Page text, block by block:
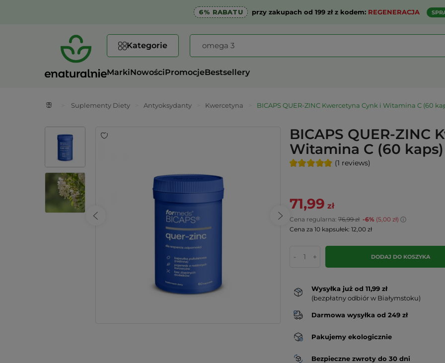
6% RABATU przy zakupach od 199 zł z kodem: REGENERACJA
Kategorie
MarkiNowościPromocjeBestsellery
Suplementy Diety Antyoksydanty Kwercetyna BICAPS QUER-ZINC Kwercetyna Cynk i Witamina C (60
BICAPS QUER-ZINC
Witamina C (60
(1 reviews)
71,99 zł
Cena regularna:76,99 zł-6% (5,00 zł)
Cena za 10 kapsułek: 12,00 zł
- + DODAJ DO KOSZYKA
Wysyłka już od 11,99 zł
(bezpłatny odbiór w Białymstoku)
Darmowa wysyłka od 249 zł
Pakujemy ekologicznie
Bezpieczne zwroty do 30 dni